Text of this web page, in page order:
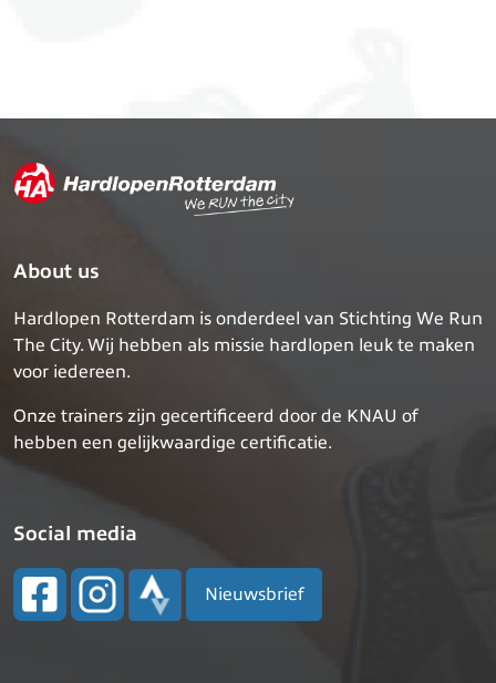
About us
Hardlopen Rotterdam is onderdeel van Stichting We Run
The City. Wij hebben als missie hardlopen leuk te maken
voor iedereen.
Onze trainers zijn gecertificeerd door de KNAU of
hebben een gelijkwaardige certificatie.
Social media
Nieuwsbrief